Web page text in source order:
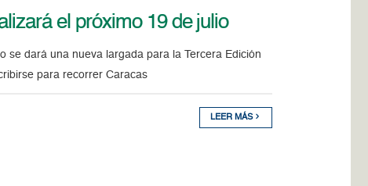
el próximo 19 de julio
se dará una nueva largada para la Tercera Edición
para recorrer Caracas
LEER MÁS